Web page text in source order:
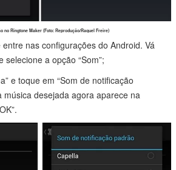
no Ringtone Maker (Foto: Reprodução/Raquel Freire)
nas configurações do Android. Vá
a opção “Som”;
e toque em “Som de notificação
música desejada agora aparece na